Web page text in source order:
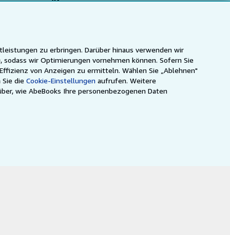
zu erbringen. Darüber hinaus verwenden wir
sodass wir Optimierungen vornehmen können. Sofern Sie
von Anzeigen zu ermitteln. Wählen Sie „Ablehnen"
Sie dieCookie-Einstellungen aufrufen. Weitere
wie AbeBooks Ihre personenbezogenen Daten